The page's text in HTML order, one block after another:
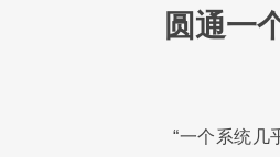
圆通一
“一个系统几